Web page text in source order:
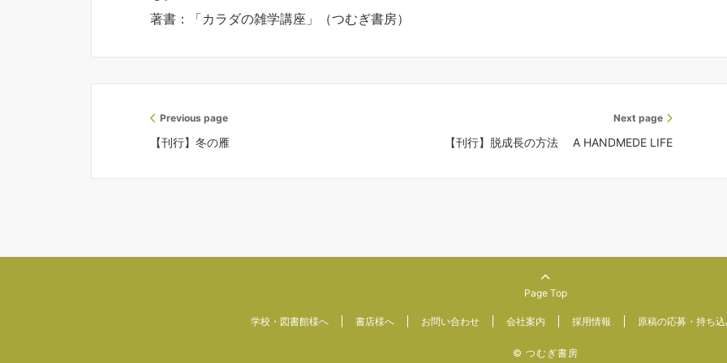
著書：「カラダの雑学講座」（つむぎ書房）
Previous page
【刊行】冬の雁
Next page
【刊行】脱成長の方法 A HANDMEDE LIFE
Page Top
学校・図書館様へ 書店様へ お問い合わせ 会社案内 採用情報 原稿の応募・持ち
© つむぎ書房